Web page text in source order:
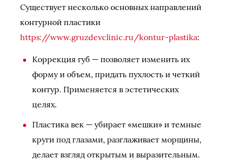
Существует несколько основных направлений
контурной пластики
https://www.gruzdevclinic.ru/kontur-plastika:
Коррекция губ — позволяет изменить их
форму и объем, придать пухлость и четкий
контур. Применяется в эстетических
целях.
Пластика век — убирает «мешки» и темные
круги под глазами, разглаживает морщины,
делает взгляд открытым и выразительным.